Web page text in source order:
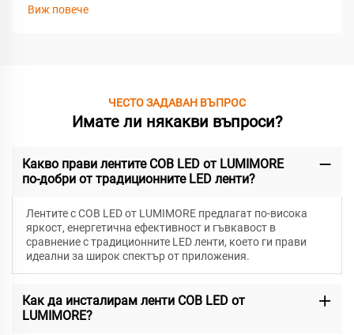
Виж повече
ЧЕСТО ЗАДАВАН ВЪПРОС
Имате ли някакви въпроси?
Какво прави лентите COB LED от LUMIMORE
по-добри от традиционните LED ленти?
Лентите с COB LED от LUMIMORE предлагат по-висока
яркост, енергетична ефективност и гъвкавост в
сравнение с традиционните LED ленти, което ги прави
идеални за широк спектър от приложения.
Как да инсталирам ленти COB LED от
LUMIMORE?